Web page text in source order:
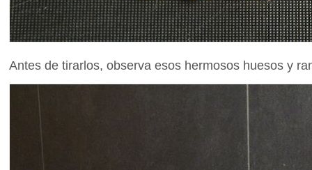
Antes de tirarlos, observa esos hermosos huesos y